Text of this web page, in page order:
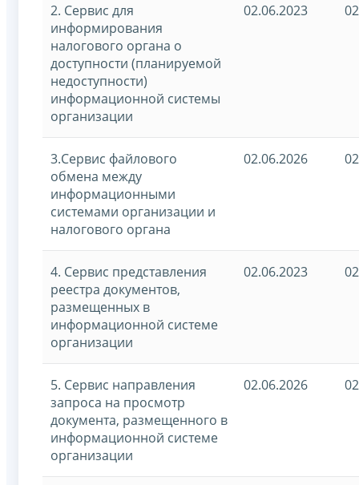
2. Сервис для
информирования
налогового органа о
доступности (планируемой
недоступности)
информационной системы
организации
02.06.2023
3.Сервис файлового
обмена между
информационными
системами организации и
налогового органа
02.06.2026
4. Сервис представления
реестра документов,
размещенных в
информационной системе
организации
02.06.2023
5. Сервис направления
запроса на просмотр
документа, размещенного в
информационной системе
организации
02.06.2026